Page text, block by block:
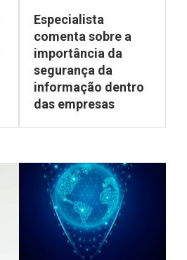
Especialista
comenta sobre a
importância da
segurança da
informação dentro
das empresas